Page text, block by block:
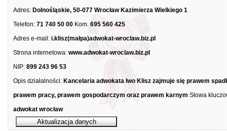
Adres: Dolnośląskie, 50-077 Wrocław Kazimierza Wielkiego 1
Telefon: 71 740 50 00 Kom. 695 560 425
Adres e-mail: i.klisz(małpa)adwokat-wroclaw.biz.pl
Strona internetowa: www.adwokat-wroclaw.biz.pl
NIP: 899 243 96 53
Opis działalności: Kancelaria adwokata Iwo Klisz zajmuje się prawem
prawem pracy, prawem gospodarczym oraz prawem karnym Słowa
adwokat wrocław